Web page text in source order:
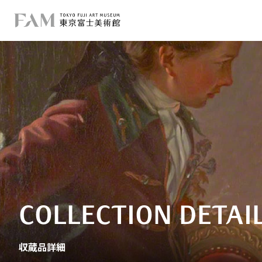
COLLECTION
収蔵品詳細